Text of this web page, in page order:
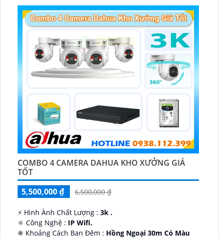
COMBO 4 CAMERA DAHUA KHO XƯỞNG GIÁ
TỐT
5,500,000 ₫
6,500,000 ₫
️⚡ Hình Ành Chất Lượng : 3k .
⚛️ Công Nghệ : IP Wifi.
❈ Khoảng Cách Ban Đêm : Hồng Ngoại 30m Có Màu